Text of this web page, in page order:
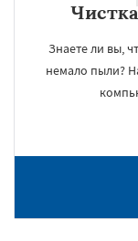
Знаете ли вы,
немало пыли?